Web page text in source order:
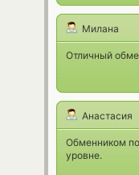
Милана
Отличный
Анастасия
Обменником
уровне.